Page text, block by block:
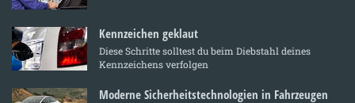
Kennzeichen geklaut
Diese Schritte solltest du beim Diebstahl deines
Kennzeichens verfolgen
Moderne Sicherheitstechnologien in Fahrzeugen